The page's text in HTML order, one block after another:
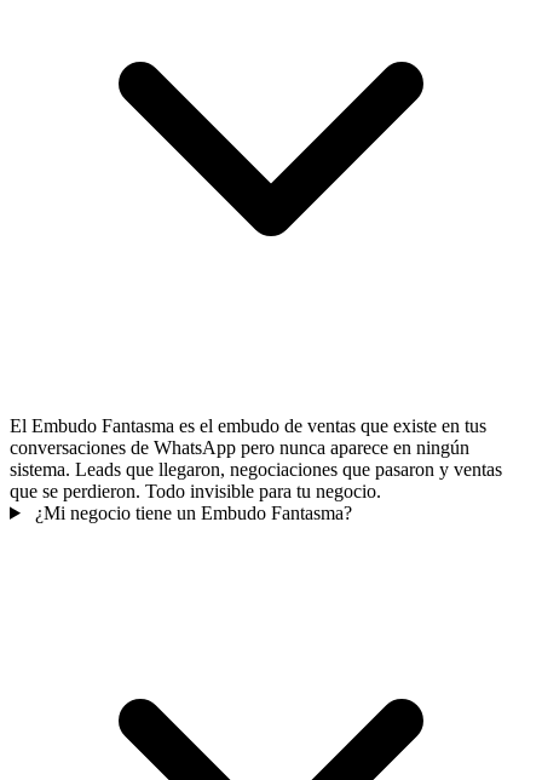
El Embudo Fantasma es el embudo de ventas que existe en tus
conversaciones de WhatsApp pero nunca aparece en ningún
sistema. Leads que llegaron, negociaciones que pasaron y ventas
que se perdieron. Todo invisible para tu negocio.
¿Mi negocio tiene un Embudo Fantasma?